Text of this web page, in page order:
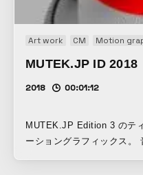
Art work CM Motion
MUTEK.JP ID 2018
2018 00:01:12
MUTEK.JP Edition 3 のテ
ーショングラフィックス。 音楽とアートのイベントの告知と